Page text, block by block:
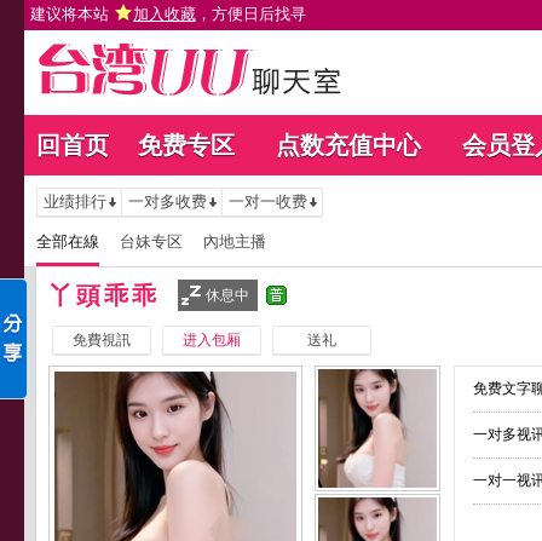
建议将本站 加入收藏 ，方便日后找寻
回首页 免费专区 点数充值中心 会员登
业绩排行 一对多收费 一对一收费
全部在線 台妹专区 內地主播
丫頭乖乖 休息中
免費視訊 进入包厢 送礼
免费文字
一对多视
一对一视